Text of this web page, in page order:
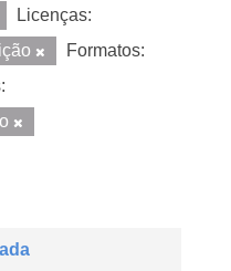
Licenças:
Formatos: